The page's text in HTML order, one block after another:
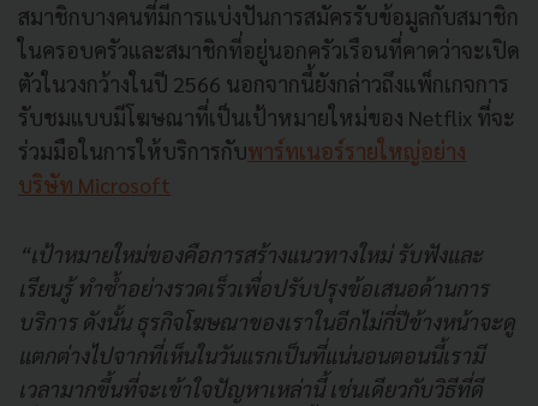
สมาชิกบางคนที่มีการแบ่งปันการสมัครรับข้อมูลกับสมาชิก
ในครอบครัวและสมาชิกที่อยู่นอกครัวเรือนที่คาดว่าจะเปิด
ตัวในวงกว้างในปี 2566 นอกจากนี้ยังกล่าวถึงแพ็กเกจการ
รับชมแบบมีโฆษณาที่เป็นเป้าหมายใหม่ของ Netflix ที่จะ
ร่วมมือในการให้บริการกับพาร์ทเนอร์รายใหญ่อย่าง
บริษัท Microsoft
“เป้าหมายใหม่ของคือการสร้างแนวทางใหม่ รับฟังและ
เรียนรู้ ทำซ้ำอย่างรวดเร็วเพื่อปรับปรุงข้อเสนอด้านการ
บริการ ดังนั้น ธุรกิจโฆษณาของเราในอีกไม่กี่ปีข้างหน้าจะดู
แตกต่างไปจากที่เห็นในวันแรกเป็นที่แน่นอนตอนนี้เรามี
เวลามากขึ้นที่จะเข้าใจปัญหาเหล่านี้ เช่นเดียวกับวิธีที่ดี